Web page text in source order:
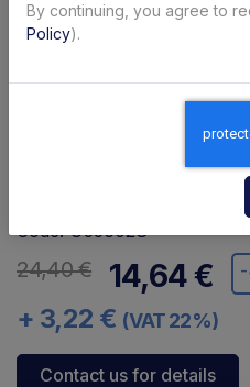
Code: U53602S
24,40 € 14,64 €
+ 3,22 € (VAT 22%)
Contact us for details
By continuing, you agree to
Policy).